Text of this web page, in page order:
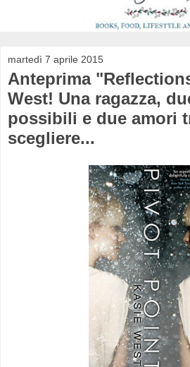
martedì 7 aprile 2015
Anteprima
West! Una ragazza,
possibili e due amori
scegliere...